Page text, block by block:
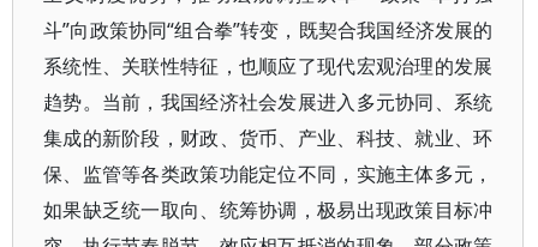
斗”向政策协同“组合拳”转变，既契合我国经济发展的
系统性、关联性特征，也顺应了现代宏观治理的发展
趋势。当前，我国经济社会发展进入多元协同、系统
集成的新阶段，财政、货币、产业、科技、就业、环
保、监管等各类政策功能定位不同，实施主体多元，
如果缺乏统一取向、统筹协调，极易出现政策目标冲